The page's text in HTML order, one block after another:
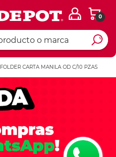
0
FOLDER CARTA MANILA OD C/10 PZAS
Ingresar Codigo